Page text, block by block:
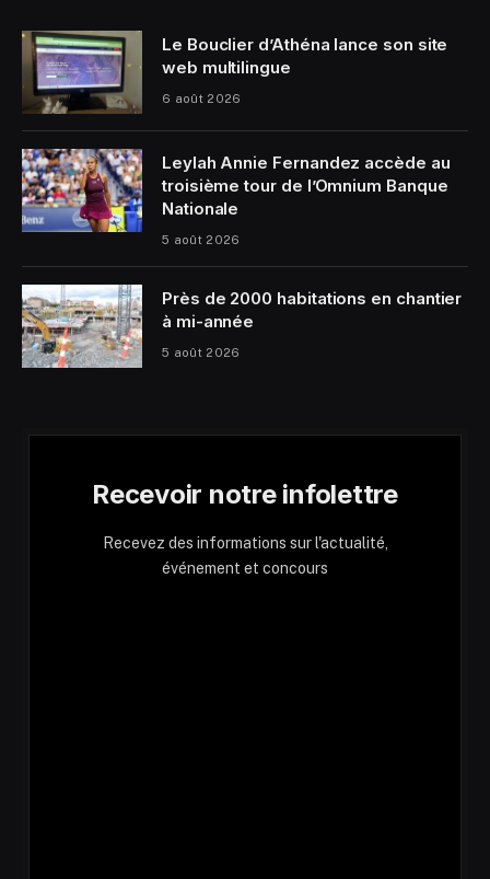
Le Bouclier d’Athéna lance son site
web multilingue
6 août 2026
Leylah Annie Fernandez accède au
troisième tour de l’Omnium Banque
Nationale
5 août 2026
Près de 2000 habitations en chantier
à mi-année
5 août 2026
Recevoir notre infolettre
Recevez des informations sur l'actualité,
événement et concours